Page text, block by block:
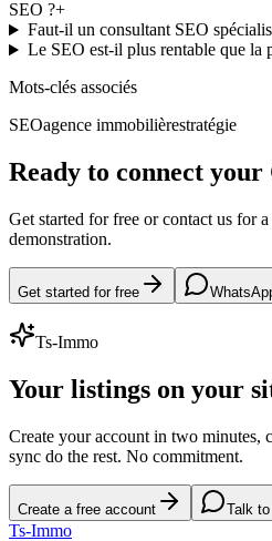
SEO ?+
Faut-il un consultant SEO
Le SEO est-il plus rentable que la
Mots-clés associés
SEOagence immobilièrestratégie
Ready to connect your
Get started for free or contact us for
demonstration.
Get started for free
Ts-Immo
Your listings on your
Create your account in two minutes,
sync do the rest. No commitment.
Create a free account Talk
Ts-Immo